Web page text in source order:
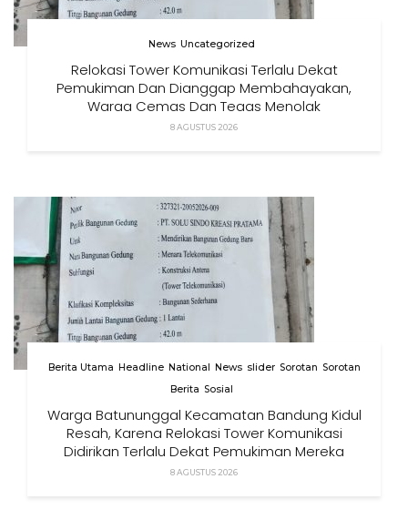
News Uncategorized
Relokasi Tower Komunikasi Terlalu Dekat
Pemukiman Dan Dianggap Membahayakan,
Warga Cemas Dan Tegas Menolak
8 AGUSTUS 2026
Berita Utama Headline National News slider Sorotan Sorotan
Berita Sosial
Warga Batununggal Kecamatan Bandung Kidul
Resah, Karena Relokasi Tower Komunikasi
Didirikan Terlalu Dekat Pemukiman Mereka
8 AGUSTUS 2026